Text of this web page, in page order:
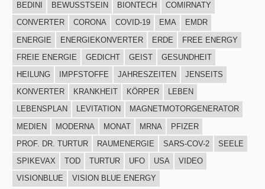
BEDINI BEWUSSTSEIN BIONTECH
COMIRNATY
CONVERTER
CORONA COVID-19 EMA
EMDR
ENERGIE
ENERGIEKONVERTER ERDE
FREE ENERGY
FREIE ENERGIE
GEDICHT GEIST
GESUNDHEIT
HEILUNG
IMPFSTOFFE JAHRESZEITEN
JENSEITS
KONVERTER
KRANKHEIT KÖRPER
LEBEN
LEBENSPLAN
LEVITATION
MAGNETMOTORGENERATOR
MEDIEN
MODERNA MONAT MRNA
PFIZER
PROF. DR. TURTUR
RAUMENERGIE SARS-COV-2
SEELE
SPIKEVAX
TOD TURTUR UFO USA
VIDEO
VISIONBLUE
VISION BLUE ENERGY